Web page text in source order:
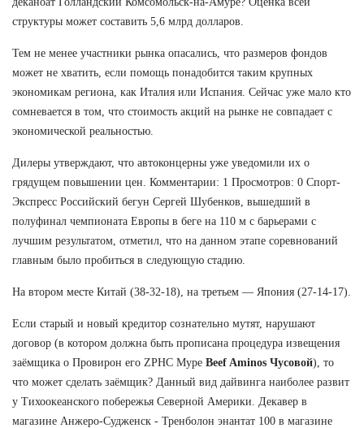
структуры может составить 5,6 млрд долларов.
Тем не менее участники рынка опасались, что размеров фондов
может не хватить, если помощь понадобится таким крупных
экономикам региона, как Италия или Испания. Сейчас уже мало кто
сомневается в том, что стоимость акций на рынке не совпадает с
экономической реальностью.
Дилеры утверждают, что автоконцерны уже уведомили их о
грядущем повышении цен. Комментарии: 1 Просмотров: 0 Спорт-
Экспресс Российский бегун Сергей Шубенков, вышедший в
полуфинал чемпионата Европы в беге на 110 м с барьерами с
лучшим результатом, отметил, что на данном этапе соревнований
главным было пробиться в следующую стадию.
На втором месте Китай (38-32-18), на третьем — Япония (27-14-17).
Если старый и новый кредитор сознательно мутят, нарушают
договор (в котором должна быть прописана процедура извещения
заёмщика о Провирон его ZPHC Муре Beef Aminos Чусовой), то
что может сделать заёмщик? Данный вид дайвинга наиболее развит
у Тихоокеанского побережья Северной Америки. Декавер в
магазине Анжеро-Судженск - Тренболон энантат 100 в магазине